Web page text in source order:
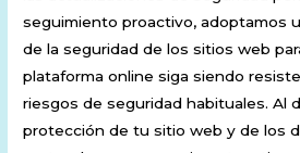
seguimiento proactivo, adoptamos
de la seguridad de los sitios web
plataforma online siga siendo
riesgos de seguridad habituales. Al
protección de tu sitio web y de los